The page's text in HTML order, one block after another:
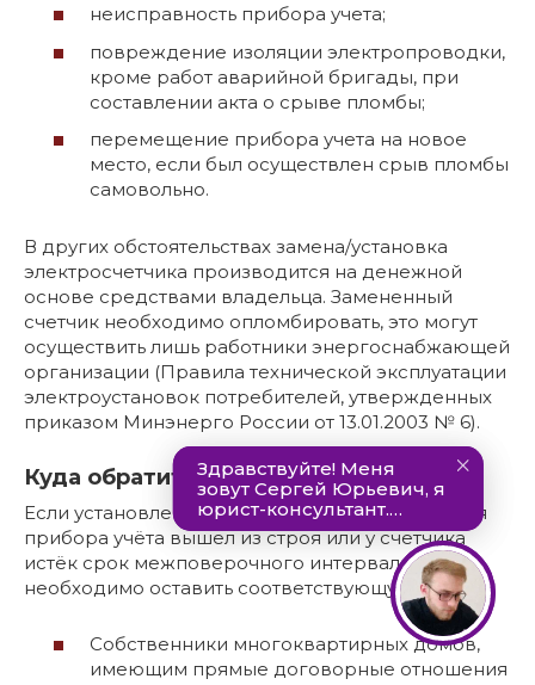
неисправность прибора учета;
повреждение изоляции электропроводки,
кроме работ аварийной бригады, при
составлении акта о срыве пломбы;
перемещение прибора учета на новое
место, если был осуществлен срыв пломбы
самовольно.
В других обстоятельствах замена/установка
электросчетчика производится на денежной
основе средствами владельца. Замененный
счетчик необходимо опломбировать, это могут
осуществить лишь работники энергоснабжающей
организации (Правила технической эксплуатации
электроустановок потребителей, утвержденных
приказом Минэнерго России от 13.01.2003 № 6).
Куда обратиться для замены счетчика
Если установленный в отношении пользователя
прибора учёта вышел из строя или у счетчика
истёк срок межповерочного интервала, то
необходимо оставить соответствующую заявку:
Собственники многоквартирных домов,
имеющим прямые договорные отношения